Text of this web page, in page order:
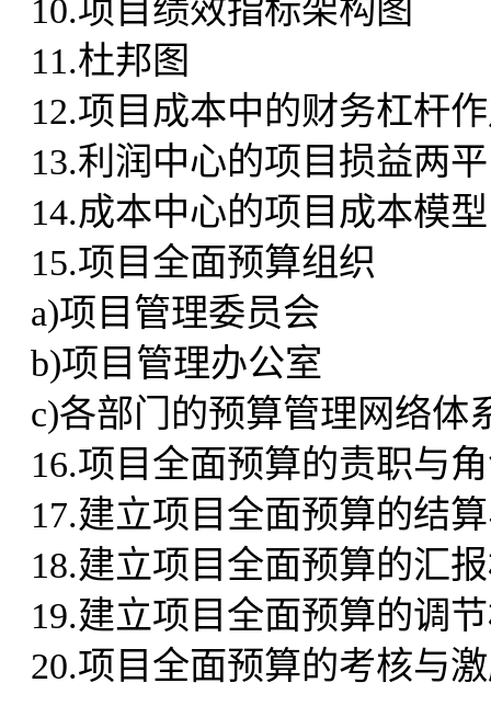
10.项目绩效指标架构图
11.杜邦图
12.项目成本中的财务杠杆
13.利润中心的项目损益两平
14.成本中心的项目成本模型
15.项目全面预算组织
a)项目管理委员会
b)项目管理办公室
c)各部门的预算管理网络体
16.项目全面预算的责职与
17.建立项目全面预算的结
18.建立项目全面预算的汇
19.建立项目全面预算的调
20.项目全面预算的考核与